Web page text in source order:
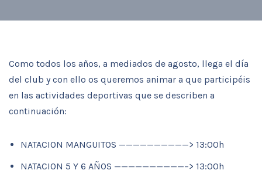
Como todos los años, a mediados de agosto, llega el día
del club y con ello os queremos animar a que participéis
en las actividades deportivas que se describen a
continuación:
NATACION MANGUITOS ——————————> 13:00h
NATACION 5 Y 6 AÑOS ——————————–> 13:00h